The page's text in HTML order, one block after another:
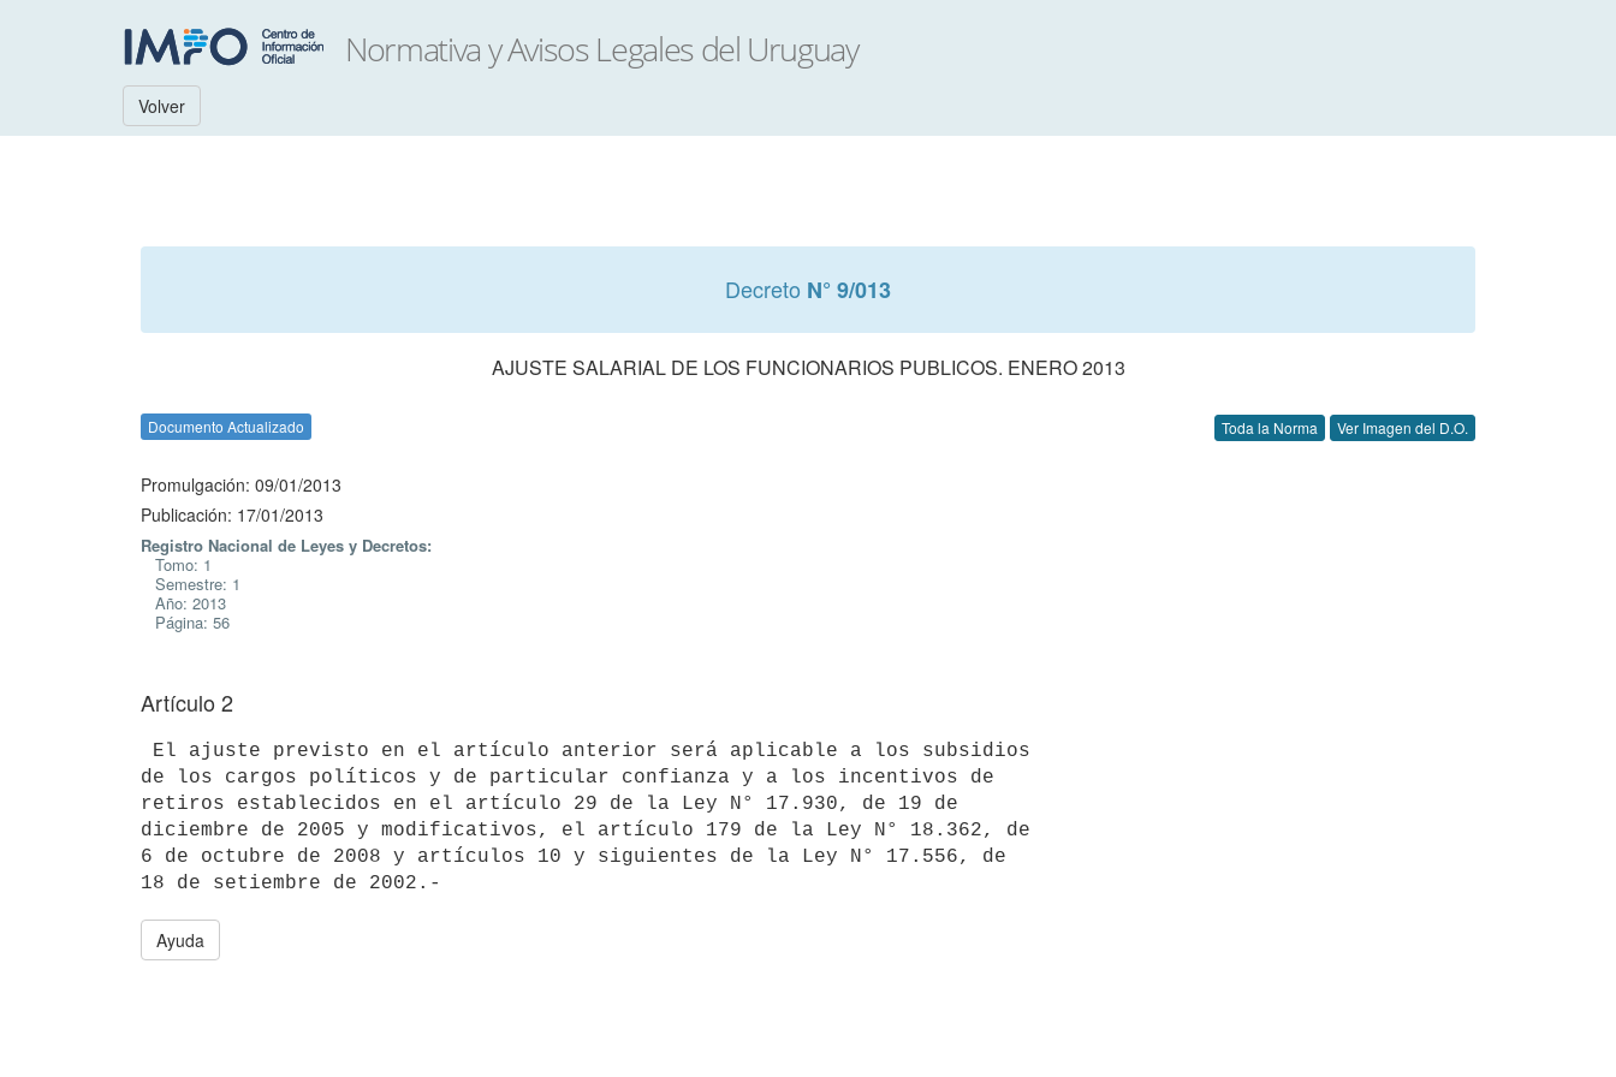
Volver
Decreto N° 9/013
AJUSTE SALARIAL DE LOS FUNCIONARIOS PUBLICOS. ENERO 2013
Documento Actualizado Toda la Norma Ver Imagen del D.O.
Promulgación: 09/01/2013
Publicación: 17/01/2013
Registro Nacional de Leyes y Decretos:
Tomo: 1
Semestre: 1
Año: 2013
Página: 56
Artículo 2
de los cargos políticos y de particular confianza y a los incentivos de
retiros establecidos en el artículo 29 de la Ley N° 17.930, de 19 de
diciembre de 2005 y modificativos, el artículo 179 de la Ley N° 18.362, de
6 de octubre de 2008 y artículos 10 y siguientes de la Ley N° 17.556, de
Ayuda